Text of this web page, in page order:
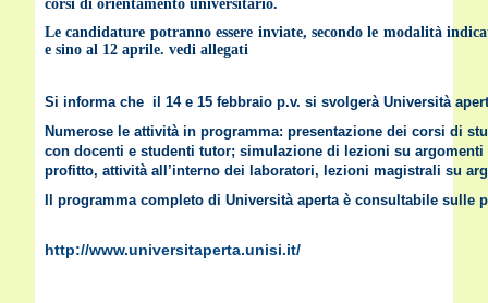
corsi di orientamento universitario.
Le candidature potranno essere inviate, secondo le modalità
e sino al 12 aprile. vedi allegati
Si informa che il 14 e 15 febbraio p.v. si svolgerà Università
Numerose le attività in programma: presentazione dei corsi di
con docenti e studenti tutor; simulazione di lezioni su
profitto, attività all’interno dei laboratori, lezioni magistrali su
Il programma completo di Università aperta è consultabile sulle
http://www.universitaperta.unisi.it/